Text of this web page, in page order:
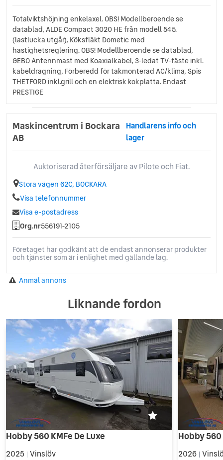
Totalviktshöjning enkelaxel. OBS! Modellberoende se
datablad, ALDE Compact 3020 HE från modell 545.
(lastlucka utgår), Köksfläkt Dometic med
hastighetsreglering. OBS! Modellberoende se datablad,
GEBO Antennmast med Koaxialkabel, 3-ledat TV-fäste inkl.
kabeldragning, Förberedd för takmonterad AC/klima, Spis
THETFORD inkl.grill och en elektrisk kokplatta. Endast
PRESTIGE
Maskincentrum i Bockara
AB
Handlarens info och
lager
Auktoriserad återförsäljare av Pilote och Fiat.
Stora vägen 62C, BOCKARA
Visa telefonnummer
Visa e-postadress
Org.nr556191-2105
Företaget har godkänt att de endast annonserar produkter
och tjänster som är i enlighet med gällande lag.
Anmäl annons
Liknande fordon
Hobby 560 KMFe De Luxe
2025 Vinslöv
Hobby 560
2026